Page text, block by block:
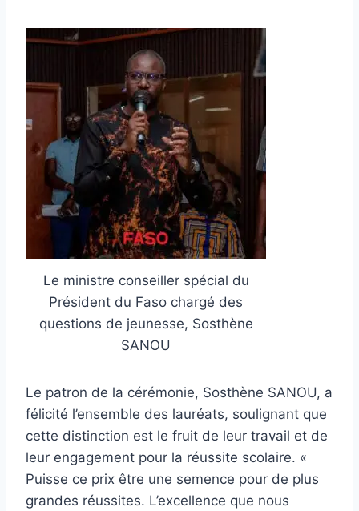
Le ministre conseiller spécial du
Président du Faso chargé des
questions de jeunesse, Sosthène
SANOU
Le patron de la cérémonie, Sosthène SANOU, a
félicité l’ensemble des lauréats, soulignant que
cette distinction est le fruit de leur travail et de
leur engagement pour la réussite scolaire. «
Puisse ce prix être une semence pour de plus
grandes réussites. L’excellence que nous